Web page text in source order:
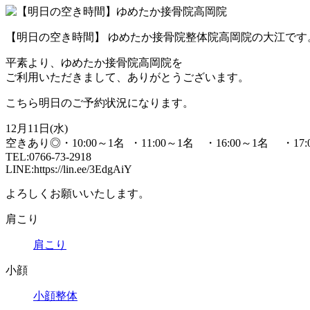
【明日の空き時間】 ゆめたか接骨院整体院高岡院の大江です
平素より、ゆめたか接骨院高岡院を
ご利用いただきまして、ありがとうございます。
こちら明日のご予約状況になります。
12月11日(水)
空きあり◎・10:00～1名 ・11:00～1名 ・16:00～1名 ・
TEL:0766-73-2918
LINE:https://lin.ee/3EdgAiY
よろしくお願いいたします。
肩こり
肩こり
小顔
小顔整体